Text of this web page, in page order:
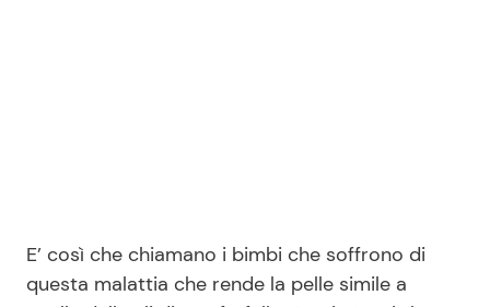
Chi siamo
Disclaimer e Privacy
E’ così che chiamano i bimbi che soffrono di
questa malattia che rende la pelle simile a